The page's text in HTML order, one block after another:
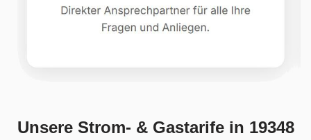
Unsere Strom- & Gastarife in 19348